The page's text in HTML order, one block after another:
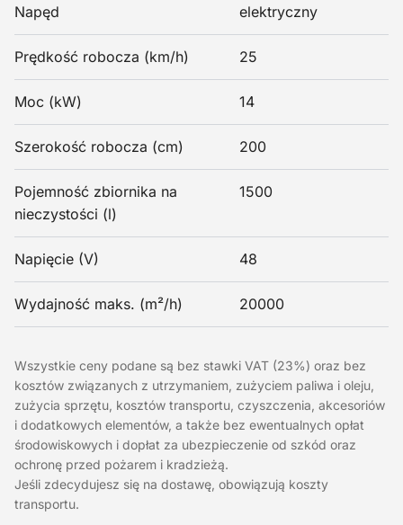
Napęd elektryczny
Prędkość robocza (km/h) 25
Moc (kW) 14
Szerokość robocza (cm) 200
Pojemność zbiornika na
nieczystości (l)
1500
Napięcie (V) 48
Wydajność maks. (m²/h) 20000
Wszystkie ceny podane są bez stawki VAT (23%) oraz bez
kosztów związanych z utrzymaniem, zużyciem paliwa i oleju,
zużycia sprzętu, kosztów transportu, czyszczenia, akcesoriów
i dodatkowych elementów, a także bez ewentualnych opłat
środowiskowych i dopłat za ubezpieczenie od szkód oraz
ochronę przed pożarem i kradzieżą.
Jeśli zdecydujesz się na dostawę, obowiązują koszty
transportu.